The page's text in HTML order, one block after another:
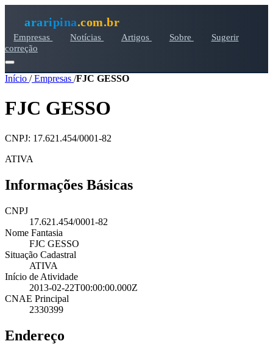
araripina.com.br
Empresas Notícias Artigos Sobre
Sugerir
correção
Início /Empresas /FJC GESSO
FJC GESSO
CNPJ: 17.621.454/0001-82
ATIVA
Informações Básicas
CNPJ
17.621.454/0001-82
Nome Fantasia
FJC GESSO
Situação Cadastral
ATIVA
Início de Atividade
2013-02-22T00:00:00.000Z
CNAE Principal
2330399
Endereço